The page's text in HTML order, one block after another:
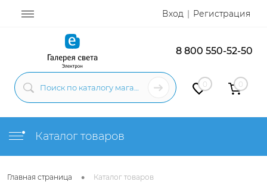
Вход Регистрация
8 800 550-52-50
0 0
Каталог товаров
Главная страница • Каталог товаров